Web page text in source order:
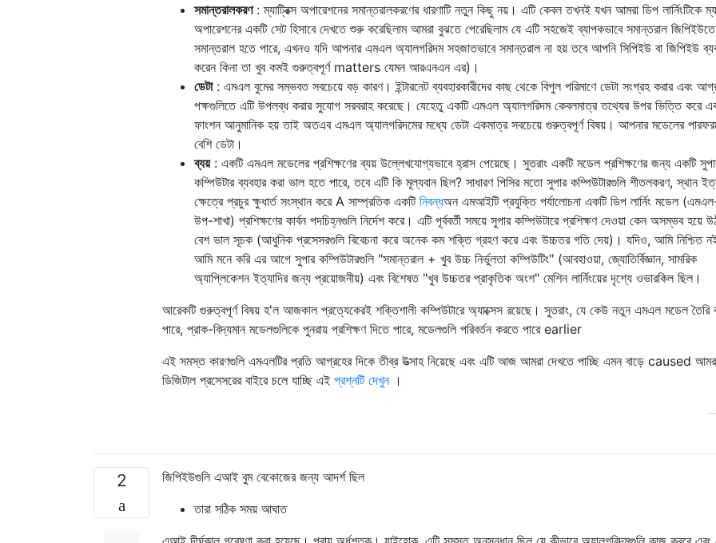
সমান্তরালকরণ: ম্যাট্রিক্স অপারেশনের সমান্তরালকরণের ধারণাটি নতুন কিছু নয়। এটি কেবল তখনই যখন আমরা ডিপ লার্নিংটিকে
অপারেশনের একটি সেট হিসাবে দেখতে শুরু করেছিলাম আমরা বুঝতে পেরেছিলাম যে এটি সহজেই ব্যাপকভাবে সমান্তরাল জিপিইউতে
সমান্তরাল হতে পারে, এখনও যদি আপনার এমএল অ্যালগরিদম সহজাতভাবে সমান্তরাল না হয় তবে আপনি সিপিইউ বা জিপিইউ
করেন কিনা তা খুব কমই গুরুত্বপূর্ণ matters যেমন আরএনএন এর)।
ডেটা: এমএল বুমের সম্ভবত সবচেয়ে বড় কারণ। ইন্টারনেট ব্যবহারকারীদের কাছ থেকে বিপুল পরিমাণে ডেটা সংগ্রহ করার এবং
পক্ষগুলিতে এটি উপলব্ধ করার সুযোগ সরবরাহ করেছে। যেহেতু একটি এমএল অ্যালগরিদম কেবলমাত্র তথ্যের উপর ভিত্তি করে
ফাংশন আনুমানিক হয় তাই অতএব এমএল অ্যালগরিদমের মধ্যে ডেটা একমাত্র সবচেয়ে গুরুত্বপূর্ণ বিষয়। আপনার মডেলের
বেশি ডেটা।
ব্যয়: একটি এমএল মডেলের প্রশিক্ষণের ব্যয় উল্লেখযোগ্যভাবে হ্রাস পেয়েছে। সুতরাং একটি মডেল প্রশিক্ষণের জন্য একটি
কম্পিউটার ব্যবহার করা ভাল হতে পারে, তবে এটি কি মূল্যবান ছিল? সাধারণ পিসির মতো সুপার কম্পিউটারগুলি শীতলকরণ, স্থান
ক্ষেত্রে প্রচুর ক্ষুধার্ত সংস্থান করে A সাম্প্রতিক একটি নিবন্ধঅন ​​এমআইটি প্রযুক্তি পর্যালোচনা একটি ডিপ লার্নিং মডেল
উপ-শাখা) প্রশিক্ষণের কার্বন পদচিহ্নগুলি নির্দেশ করে। এটি পূর্ববর্তী সময়ে সুপার কম্পিউটারে প্রশিক্ষণ দেওয়া কেন অসম্ভব হয়ে
বেশ ভাল সূচক (আধুনিক প্রসেসরগুলি বিবেচনা করে অনেক কম শক্তি গ্রহণ করে এবং উচ্চতর গতি দেয়)। যদিও, আমি নিশ্চিত
আমি মনে করি এর আগে সুপার কম্পিউটারগুলি "সমান্তরাল + খুব উচ্চ নির্ভুলতা কম্পিউটিং" (আবহাওয়া, জ্যোতির্বিজ্ঞান, সামরিক
অ্যাপ্লিকেশন ইত্যাদির জন্য প্রয়োজনীয়) এবং বিশেষত "খুব উচ্চতর প্রাকৃতিক অংশ" মেশিন লার্নিংয়ের দৃশ্যে ওভারকিল ছিল।
আরেকটি গুরুত্বপূর্ণ বিষয় হ'ল আজকাল প্রত্যেকেরই শক্তিশালী কম্পিউটারে অ্যাক্সেস রয়েছে। সুতরাং, যে কেউ নতুন এমএল মডেল তৈরি
পারে, প্রাক-বিদ্যমান মডেলগুলিকে পুনরায় প্রশিক্ষণ দিতে পারে, মডেলগুলি পরিবর্তন করতে পারে earlier
এই সমস্ত কারণগুলি এমএলটির প্রতি আগ্রহের দিকে তীব্র উত্সাহ নিয়েছে এবং এটি আজ আমরা দেখতে পাচ্ছি এমন বাড়ে caused
ডিজিটাল প্রসেসরের বাইরে চলে যাচ্ছি এই প্রশ্নটি দেখুন।
2
জিপিইউগুলি এআই বুম বেকোজের জন্য আদর্শ ছিল
তারা সঠিক সময় আঘাত